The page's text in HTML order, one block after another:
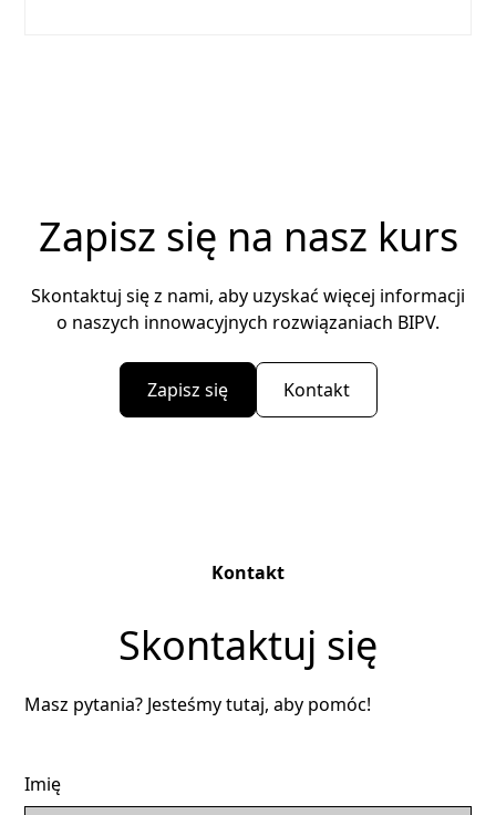
Zapisz się na nasz kurs
Skontaktuj się z nami, aby uzyskać więcej informacji
o naszych innowacyjnych rozwiązaniach BIPV.
Zapisz się Kontakt
Kontakt
Skontaktuj się
Masz pytania? Jesteśmy tutaj, aby pomóc!
Imię